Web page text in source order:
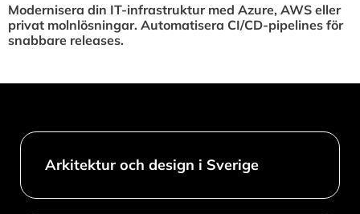
Modernisera din IT-infrastruktur med Azure, AWS eller
privat molnlösningar. Automatisera CI/CD-pipelines för
snabbare releases.
Arkitektur och design i Sverige​